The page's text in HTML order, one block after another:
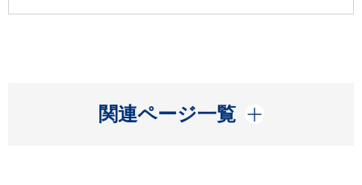
関連ページ一覧
開く